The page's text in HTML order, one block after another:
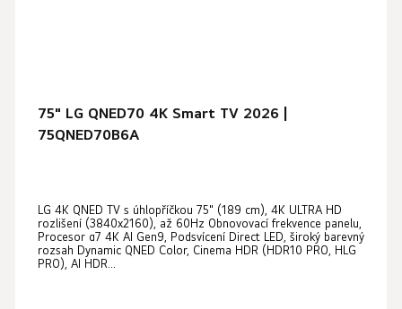
75" LG QNED70 4K Smart TV 2026 |
75QNED70B6A
LG 4K QNED TV s úhlopříčkou 75" (189 cm), 4K ULTRA HD
rozlišení (3840x2160), až 60Hz Obnovovací frekvence panelu,
Procesor α7 4K AI Gen9, Podsvícení Direct LED, široký barevný
rozsah Dynamic QNED Color, Cinema HDR (HDR10 PRO, HLG
PRO), AI HDR...